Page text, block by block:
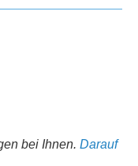
bei Ihnen. Darauf